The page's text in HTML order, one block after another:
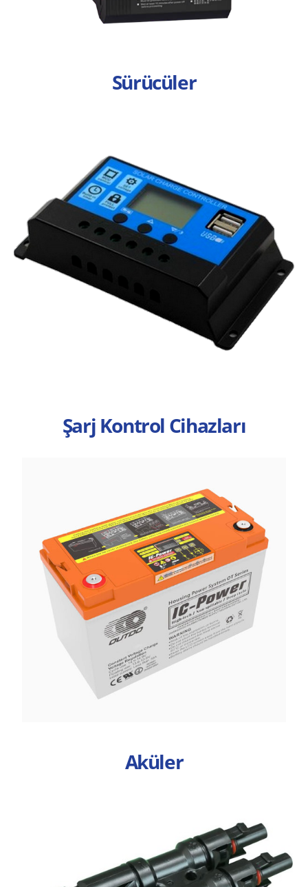
Sürücüler
Şarj Kontrol Cihazları
Aküler